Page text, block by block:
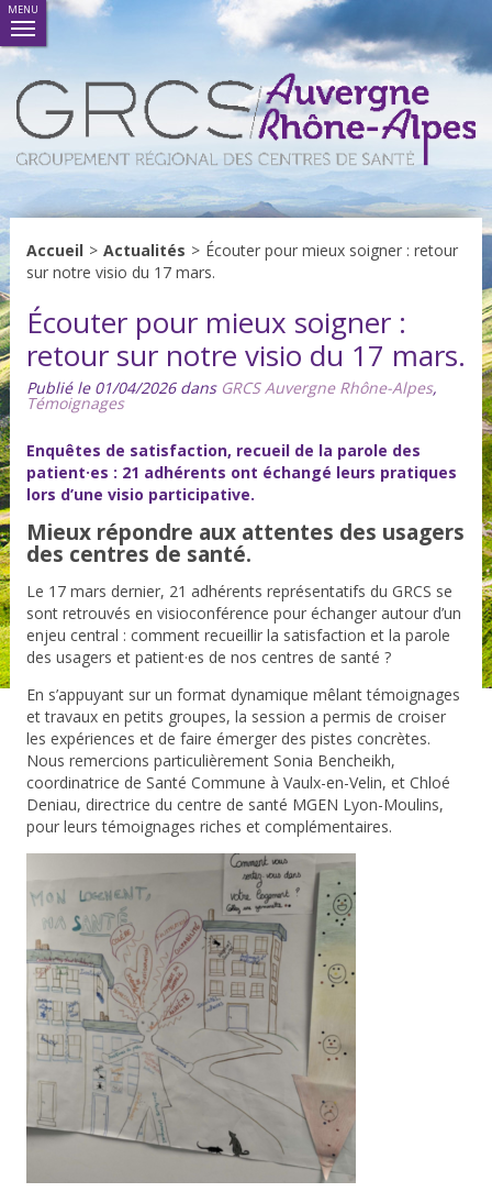
MENU
Accueil > Actualités > Écouter pour mieux soigner : retour
sur notre visio du 17 mars.
Écouter pour mieux soigner :
retour sur notre visio du 17 mars.
Publié le 01/04/2026 dans GRCS Auvergne Rhône-Alpes,
Témoignages
Enquêtes de satisfaction, recueil de la parole des
patient·es : 21 adhérents ont échangé leurs pratiques
lors d’une visio participative.
Mieux répondre aux attentes des usagers
des centres de santé.
Le 17 mars dernier, 21 adhérents représentatifs du GRCS se
sont retrouvés en visioconférence pour échanger autour d’un
enjeu central : comment recueillir la satisfaction et la parole
des usagers et patient·es de nos centres de santé ?
En s’appuyant sur un format dynamique mêlant témoignages
et travaux en petits groupes, la session a permis de croiser
les expériences et de faire émerger des pistes concrètes.
Nous remercions particulièrement Sonia Bencheikh,
coordinatrice de Santé Commune à Vaulx-en-Velin, et Chloé
Deniau, directrice du centre de santé MGEN Lyon-Moulins,
pour leurs témoignages riches et complémentaires.